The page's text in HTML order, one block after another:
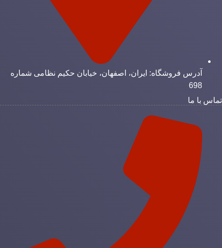
آدرس فروشگاه: ایران، اصفهان، خیابان حکیم نظامی شماره
698
با ما